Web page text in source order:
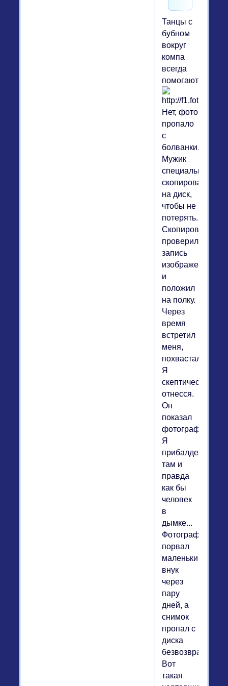
Танцы с
бубном
вокруг
компа
всегда
помогают
Нет, фото
пропало
с
болванки.
Мужик
специально
скопировал
на диск,
чтобы не
потерять.
Скопировал,
проверил
запись
изображения
и
положил
на полку.
Через
время
встретил
меня,
похвастался.
Я
скептически
отнесся.
Он
показал
фотографию.
Я
прибалдел,
там и
правда
как бы
человек
в
дымке...
Фотографию
порвал
маленький
внук
через
пару
дней, а
снимок
пропал с
диска
безвозвратно.
Вот
такая